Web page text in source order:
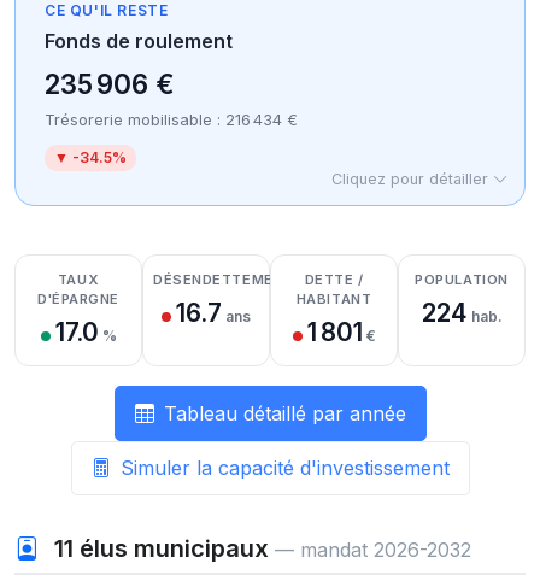
CE QU'IL RESTE
Fonds de roulement
235 906 €
Trésorerie mobilisable : 216 434 €
▼ -34.5%
Cliquez pour détailler
Détail des recettes
Détail des dépenses
Détail de la trésorerie
TAUX
D'ÉPARGNE
17.0 %
DÉSENDETTEMENT
16.7 ans
DETTE /
HABITANT
1 801 €
POPULATION
224 hab.
Tableau détaillé par année
Simuler la capacité d'investissement
11 élus municipaux — mandat 2026-2032